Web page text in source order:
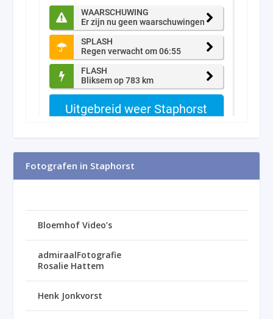
Fotografen in Staphorst
Bloemhof Video’s
admiraalFotografie
Rosalie Hattem
Henk Jonkvorst